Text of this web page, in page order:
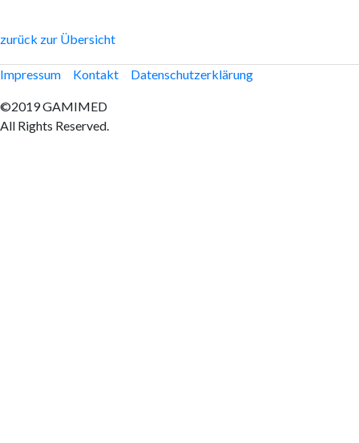
zurück zur Übersicht
Impressum Kontakt Datenschutzerklärung
©2019 GAMIMED
All Rights Reserved.